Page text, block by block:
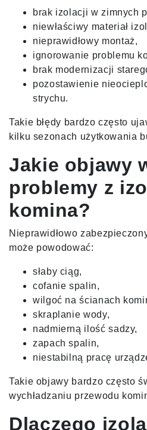
brak izolacji w zimnych
niewłaściwy materiał
nieprawidłowy montaż,
ignorowanie problemu
brak modernizacji
pozostawienie
strychu.
Takie błędy bardzo często
kilku sezonach użytkowania
Jakie objawy
problemy z
komina?
Nieprawidłowo
może powodować:
słaby ciąg,
cofanie spalin,
wilgoć na ścianach
skraplanie wody,
nadmierną ilość sadzy,
zapach spalin,
niestabilną pracę
Takie objawy bardzo często
wychładzaniu przewodu
Dlaczego